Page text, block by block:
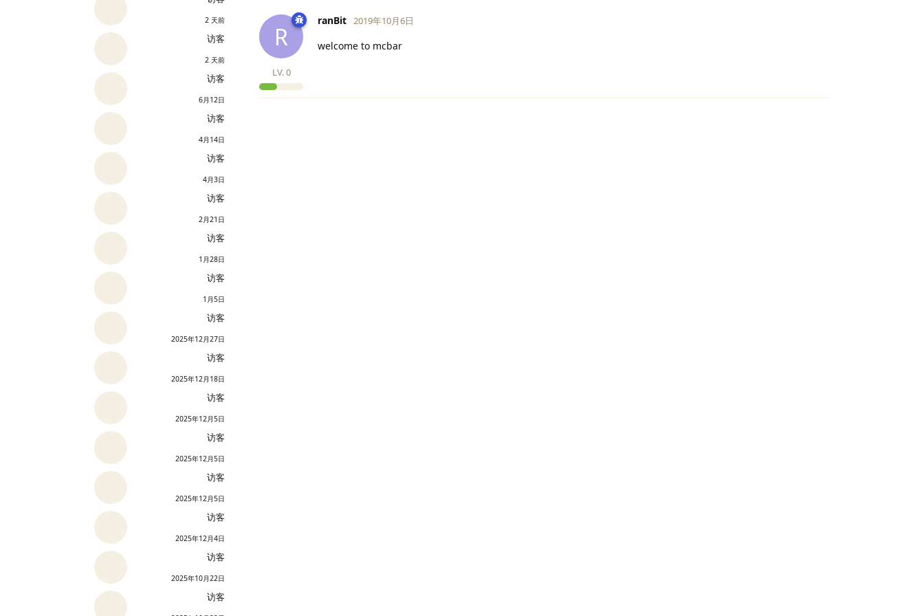
2 天前
访客
2 天前
访客
6月12日
访客
4月14日
访客
4月3日
访客
2月21日
访客
1月28日
访客
1月5日
访客
2025年12月27日
访客
2025年12月18日
访客
2025年12月5日
访客
2025年12月5日
访客
2025年12月5日
访客
2025年12月4日
访客
2025年10月22日
访客
R
ranBit
LV.0
2019年10月6日
welcome to mcbar